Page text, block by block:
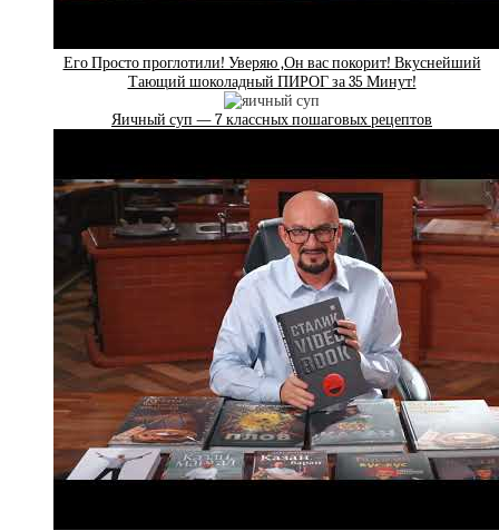
Его Просто проглотили! Уверяю ,Он вас покорит! Вкуснейший
Тающий шоколадный ПИРОГ за 35 Минут!
Яичный суп — 7 классных пошаговых рецептов